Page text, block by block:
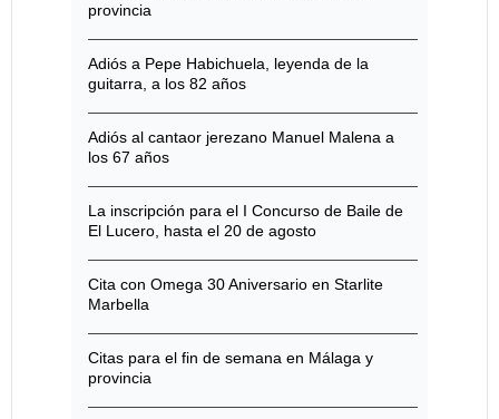
provincia
Adiós a Pepe Habichuela, leyenda de la
guitarra, a los 82 años
Adiós al cantaor jerezano Manuel Malena a
los 67 años
La inscripción para el I Concurso de Baile de
El Lucero, hasta el 20 de agosto
Cita con Omega 30 Aniversario en Starlite
Marbella
Citas para el fin de semana en Málaga y
provincia